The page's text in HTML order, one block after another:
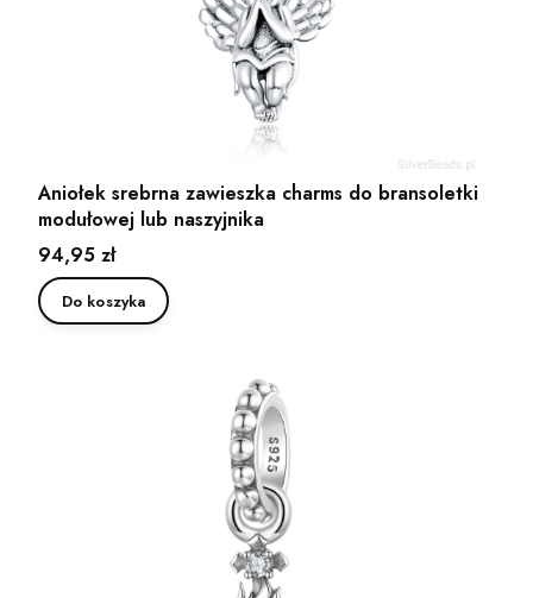
Aniołek srebrna zawieszka charms do bransoletki
modułowej lub naszyjnika
Cena
94,95 zł
Do koszyka